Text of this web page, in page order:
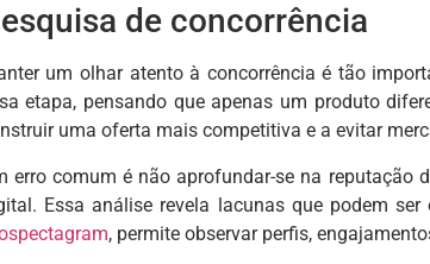
de concorrência
um olhar atento à concorrência é tão
etapa, pensando que apenas um produto
uma oferta mais competitiva e a evitar
erro comum é não aprofundar-se na reputação
Essa análise revela lacunas que podem
, permite observar perfis,